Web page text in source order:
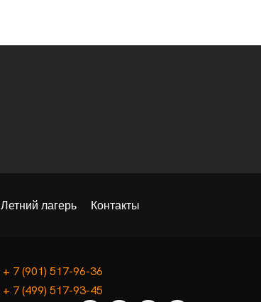
Летний лагерь Контакты
+ 7 (901) 517-96-36
+ 7 (499) 517-93-45